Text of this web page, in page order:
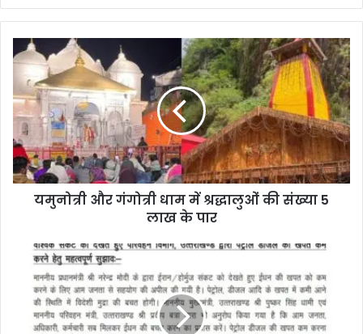
यमुनोत्री और गंगोत्री धाम में श्रद्धालुओं की संख्या 5
लाख के पार